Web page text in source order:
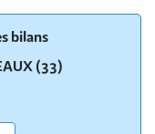
bilans
(33)